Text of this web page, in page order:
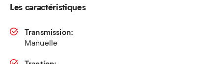
Les caractéristiques
Transmission:
Manuelle